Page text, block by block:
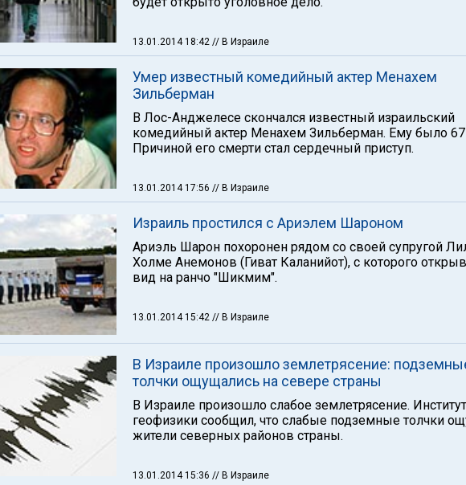
13.01.2014 18:42 // В Израиле
Умер известный комедийный актер Менахем
Зильберман
В Лос-Анджелесе скончался известный израильский
комедийный актер Менахем Зильберман. Ему было 67
Причиной его смерти стал сердечный приступ.
13.01.2014 17:56 // В Израиле
Израиль простился с Ариэлем Шароном
Ариэль Шарон похоронен рядом со своей супругой
Холме Анемонов (Гиват Каланийот), с которого
вид на ранчо "Шикмим".
13.01.2014 15:42 // В Израиле
В Израиле произошло землетрясение:
толчки ощущались на севере страны
В Израиле произошло слабое землетрясение. Институт
геофизики сообщил, что слабые подземные толчки
жители северных районов страны.
13.01.2014 15:36 // В Израиле